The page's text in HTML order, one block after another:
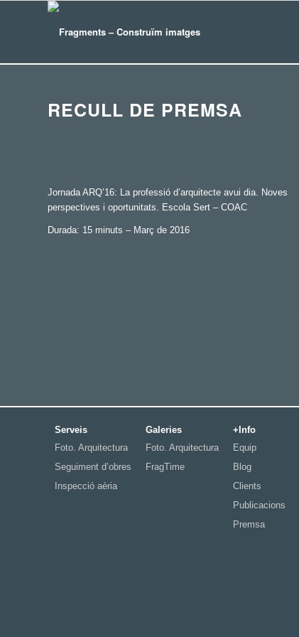
RECULL DE PREMSA
Jornada ARQ’16: La professió d’arquitecte avui dia. Noves
perspectives i oportunitats. Escola Sert – COAC
Durada: 15 minuts – Març de 2016
Serveis
Foto. Arquitectura
Seguiment d’obres
Inspecció aèria
Galeries
Foto. Arquitectura
FragTime
+Info
Equip
Blog
Clients
Publicacions
Premsa